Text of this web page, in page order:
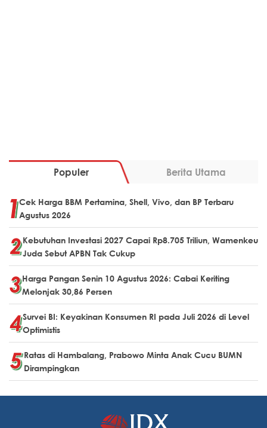
Populer Berita Utama
Cek Harga BBM Pertamina, Shell, Vivo, dan BP Terbaru
Agustus 2026
Kebutuhan Investasi 2027 Capai Rp8.705 Triliun, Wamenkeu
Juda Sebut APBN Tak Cukup
Harga Pangan Senin 10 Agustus 2026: Cabai Keriting
Melonjak 30,86 Persen
Survei BI: Keyakinan Konsumen RI pada Juli 2026 di Level
Optimistis
Ratas di Hambalang, Prabowo Minta Anak Cucu BUMN
Dirampingkan